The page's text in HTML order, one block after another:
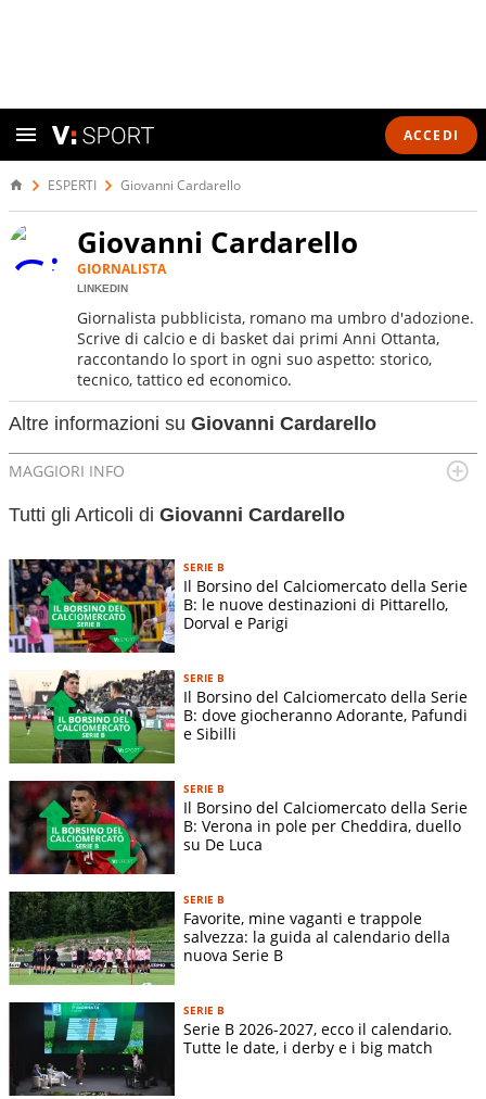
ACCEDI
ESPERTI Giovanni Cardarello
Giovanni Cardarello
GIORNALISTA
LINKEDIN
Giornalista pubblicista, romano ma umbro d'adozione.
Scrive di calcio e di basket dai primi Anni Ottanta,
raccontando lo sport in ogni suo aspetto: storico,
tecnico, tattico ed economico.
Altre informazioni su Giovanni Cardarello
MAGGIORI INFO
Data di nascita:27-12-1970
Tutti gli Articoli di Giovanni Cardarello
SERIE B
Il Borsino del Calciomercato della Serie
B: le nuove destinazioni di Pittarello,
Dorval e Parigi
SERIE B
Il Borsino del Calciomercato della Serie
B: dove giocheranno Adorante, Pafundi
e Sibilli
SERIE B
Il Borsino del Calciomercato della Serie
B: Verona in pole per Cheddira, duello
su De Luca
SERIE B
Favorite, mine vaganti e trappole
salvezza: la guida al calendario della
nuova Serie B
SERIE B
Serie B 2026-2027, ecco il calendario.
Tutte le date, i derby e i big match